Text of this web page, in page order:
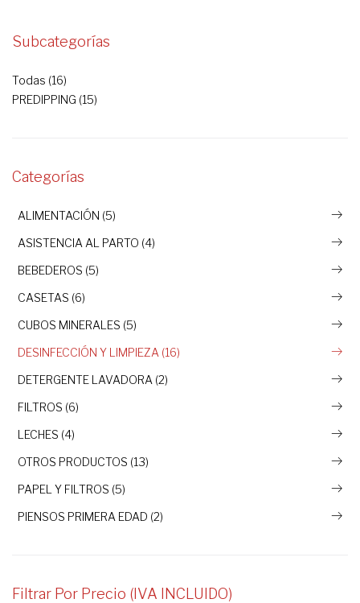
Subcategorías
Todas (16)
PREDIPPING (15)
Categorías
ALIMENTACIÓN (5)
ASISTENCIA AL PARTO (4)
BEBEDEROS (5)
CASETAS (6)
CUBOS MINERALES (5)
DESINFECCIÓN Y LIMPIEZA (16)
DETERGENTE LAVADORA (2)
FILTROS (6)
LECHES (4)
OTROS PRODUCTOS (13)
PAPEL Y FILTROS (5)
PIENSOS PRIMERA EDAD (2)
Filtrar Por Precio (IVA INCLUIDO)